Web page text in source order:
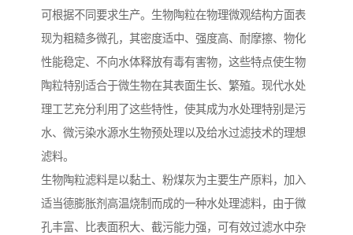
可根据不同要求生产。生物陶粒在物理微观结构方面表
现为粗糙多微孔，其密度适中、强度高、耐摩擦、物化
性能稳定、不向水体释放有毒有害物，这些特点使生物
陶粒特别适合于微生物在其表面生长、繁殖。现代水处
理工艺充分利用了这些特性，使其成为水处理特别是污
水、微污染水源水生物预处理以及给水过滤技术的理想
滤料。
生物陶粒滤料是以黏土、粉煤灰为主要生产原料，加入
适当德膨胀剂高温烧制而成的一种水处理滤料，由于微
孔丰富、比表面积大、截污能力强，可有效过滤水中杂